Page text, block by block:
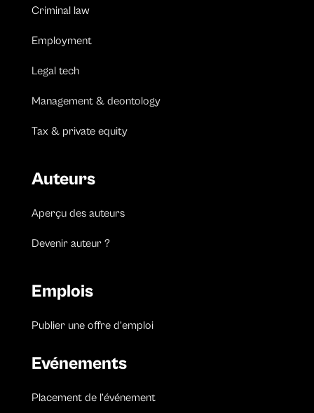
Criminal law
Employment
Legal tech
Management & deontology
Tax & private equity
Auteurs
Aperçu des auteurs
Devenir auteur ?
Emplois
Publier une offre d’emploi
Evénements
Placement de l’événement